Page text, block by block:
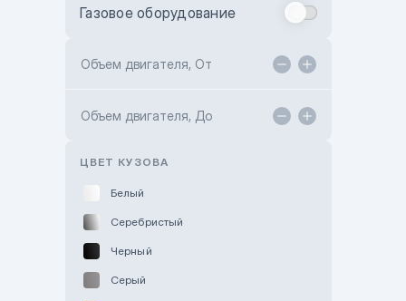
Toyota Kokshetau
Hyundai ShymCity
Газовое оборудование
Объем двигателя, От
Объем двигателя, До
ЦВЕТ КУЗОВА
Белый
Серебристый
Черный
Серый